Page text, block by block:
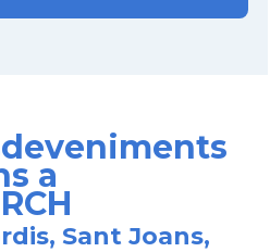
a
Sant Joans,